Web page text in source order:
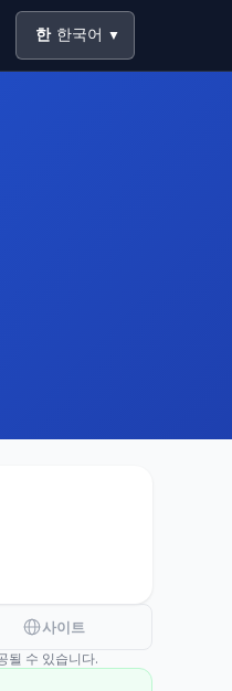
한 한국어 ▼
사이트
될 수 있습니다.